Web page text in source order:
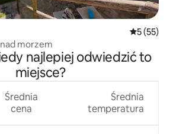
Średnia
5 (55)
nad morzem
najlepiej odwiedzić to
miejsce?
Średnia
cena
Średnia
temperatura